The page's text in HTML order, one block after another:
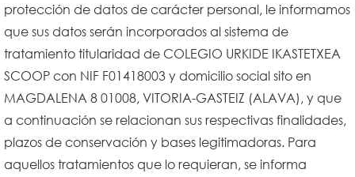
protección de datos de carácter personal, le informamos
que sus datos serán incorporados al sistema de
tratamiento titularidad de COLEGIO URKIDE IKASTETXEA
SCOOP con NIF F01418003 y domicilio social sito en
MAGDALENA 8 01008, VITORIA-GASTEIZ (ALAVA), y que
a continuación se relacionan sus respectivas finalidades,
plazos de conservación y bases legitimadoras. Para
aquellos tratamientos que lo requieran, se informa